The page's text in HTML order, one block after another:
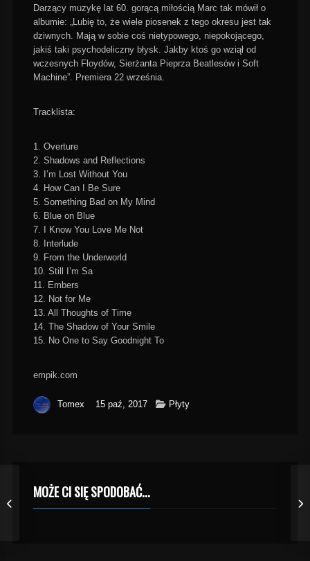
Darzący muzykę lat 60. gorącą miłością Marc tak mówił o
albumie: „Lubię to, że wiele piosenek z tego okresu jest tak
dziwnych. Mają w sobie coś nietypowego, niepokojącego,
jakiś taki psychodeliczny błysk. Jakby ktoś go wziął od
wczesnych Floydów, Sierżanta Pieprza Beatlesów i Soft
Machine”. Premiera 22 września.
Tracklista:
1. Overture
2. Shadows and Reflections
3. I’m Lost Without You
4. How Can I Be Sure
5. Something Bad on My Mind
6. Blue on Blue
7. I Know You Love Me Not
8. Interlude
9. From the Underworld
10. Still I’m Sa
11. Embers
12. Not for Me
13. All Thoughts of Time
14. The Shadow of Your Smile
15. No One to Say Goodnight To
empik.com
Tomex 15 paź, 2017 Płyty
MOŻE CI SIĘ SPODOBAĆ...